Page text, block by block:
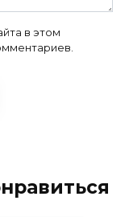
в этом